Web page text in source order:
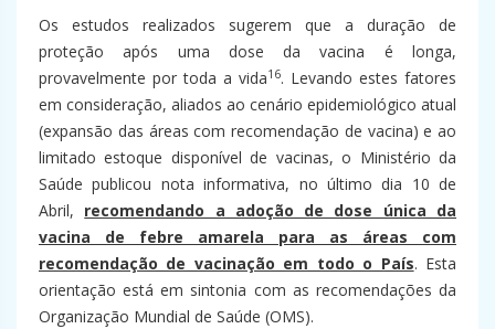
Os estudos realizados sugerem que a duração de
proteção após uma dose da vacina é longa,
provavelmente por toda a vida16. Levando estes fatores
em consideração, aliados ao cenário epidemiológico atual
(expansão das áreas com recomendação de vacina) e ao
limitado estoque disponível de vacinas, o Ministério da
Saúde publicou nota informativa, no último dia 10 de
Abril, recomendando a adoção de dose única da
vacina de febre amarela para as áreas com
recomendação de vacinação em todo o País. Esta
orientação está em sintonia com as recomendações da
Organização Mundial de Saúde (OMS).